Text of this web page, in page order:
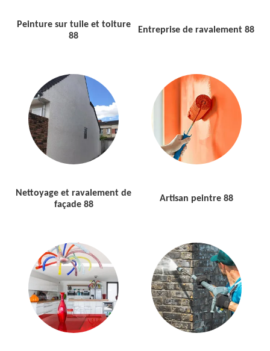
Peinture sur tuile et toiture
88
Entreprise de ravalement 88
Nettoyage et ravalement de
façade 88
Artisan peintre 88